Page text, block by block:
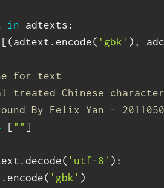
in adtexts :
[ (adtext . encode( 'gbk' ) ,
for text
treated Chinese
By Felix Yan -
[ "" ]
. decode( 'utf-8' ) :
. encode( 'gbk' )